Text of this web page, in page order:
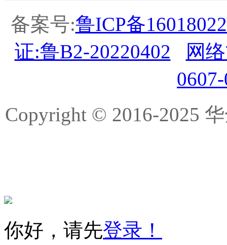
备案号:鲁ICP备
证:鲁B2-20220402
网
Copyright © 2016-2025
你好，请先登录！